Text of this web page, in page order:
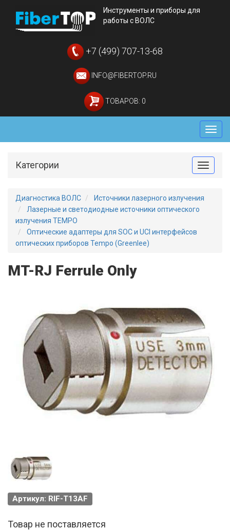
Инструменты и приборы для
работы с ВОЛС
+7 (499) 707-13-68
INFO@FIBERTOP.RU
ТОВАРОВ: 0
Меню
Toggle
Категории
Диагностика ВОЛС
Источники лазерного излучения
Лазерные и светодиодные источники оптического
излучения TEMPO
Оптические адаптеры для SOC и UCI интерфейсов
оптических приборов Tempo (Greenlee)
MT-RJ Ferrule Only
Артикул: RIF-T13AF
Товар не поставляется